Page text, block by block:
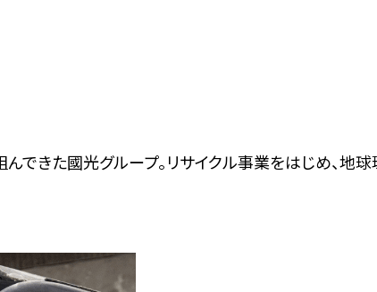
できた國光グループ。リサイクル事業をはじめ、地